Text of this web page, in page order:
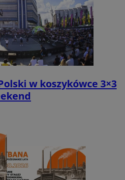
w koszykówce 3×3